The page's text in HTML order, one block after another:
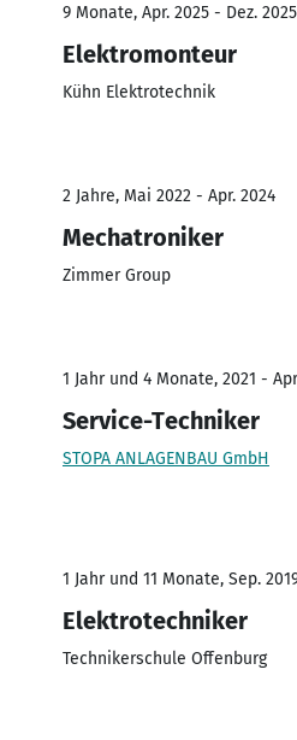
9 Monate, Apr. 2025 - Dez. 2025
Elektromonteur
Kühn Elektrotechnik
2 Jahre, Mai 2022 - Apr. 2024
Mechatroniker
Zimmer Group
1 Jahr und 4 Monate, 2021 -
Service-Techniker
STOPA ANLAGENBAU GmbH
1 Jahr und 11 Monate, Sep.
Elektrotechniker
Technikerschule Offenburg